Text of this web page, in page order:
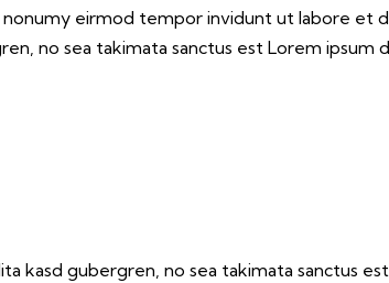
eirmod tempor invidunt ut labore et
no sea takimata sanctus est Lorem ipsum
kasd gubergren, no sea takimata sanctus